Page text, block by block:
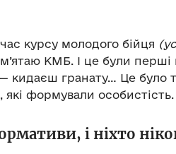
курсу молодого бійця
КМБ. І це були перші
кидаєш гранату… Це було
формували особистість.
і ніхто